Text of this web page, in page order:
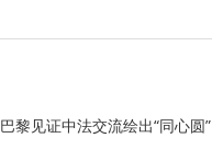
黎见证中法交流绘出“同心圆”